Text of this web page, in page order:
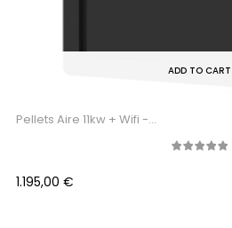
ADD TO CART
Pellets Aire 11kw + Wifi -...
Precio
1.195,00 €